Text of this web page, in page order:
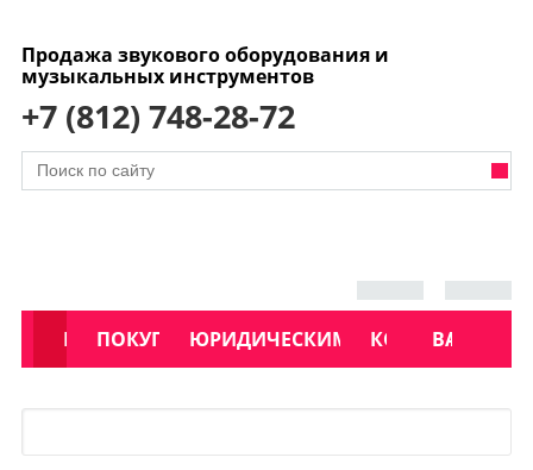
Продажа звукового оборудования и
музыкальных инструментов
+7 (812) 748-28-72
АКЦИИ
КАТАЛОГ
ПОКУПАТЕЛЯМЮРИДИЧЕСКИМ ЛИЦАМКОНТАКТЫ
УСЛУГИ